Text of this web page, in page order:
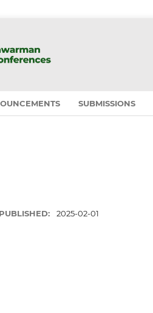
SUBMISSIONS
PUBLISHED: 2025-02-01